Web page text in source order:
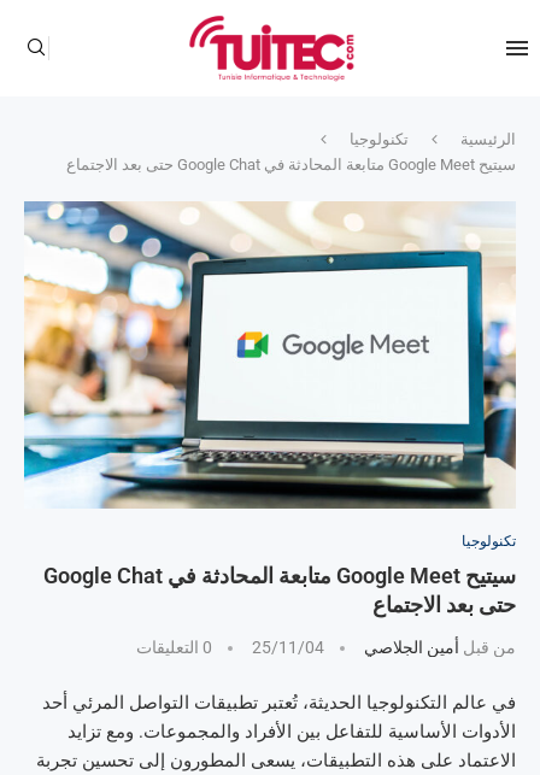
الرئيسية
تكنولوجيا
سيتيح Google Meet متابعة المحادثة في Google Chat حتى بعد الاجتماع
تكنولوجيا
سيتيح Google Meet متابعة المحادثة في Google Chat
حتى بعد الاجتماع
من قبل أمين الجلاصي 25/11/04 0 التعليقات
في عالم التكنولوجيا الحديثة، تُعتبر تطبيقات التواصل المرئي أحد
الأدوات الأساسية للتفاعل بين الأفراد والمجموعات. ومع تزايد
الاعتماد على هذه التطبيقات، يسعى المطورون إلى تحسين تجربة